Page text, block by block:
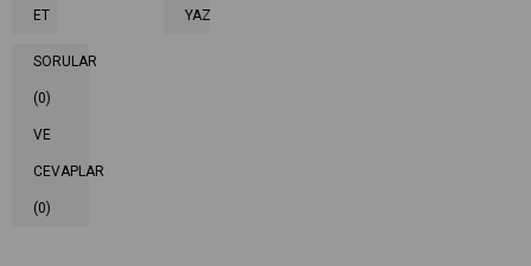
ET YAZ
SORULAR
(0)
VE
CEVAPLAR
(0)